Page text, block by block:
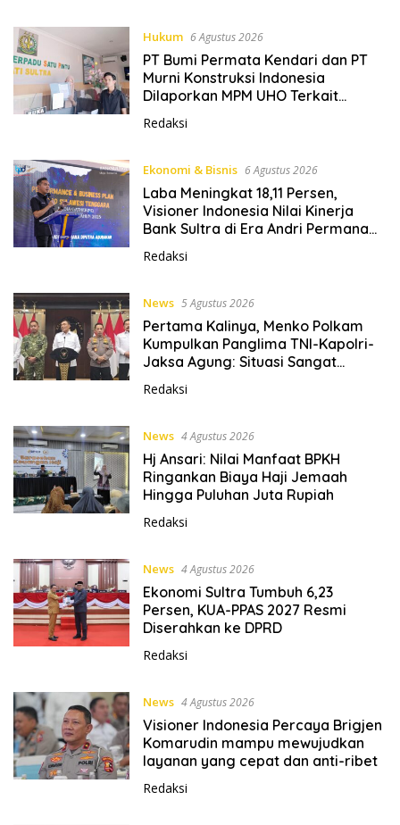
0
Hukum 6 Agustus 2026
PT Bumi Permata Kendari dan PT
Murni Konstruksi Indonesia
Dilaporkan MPM UHO Terkait
Proyek Kantor Bupati Buton Selatan
Redaksi
Ekonomi & Bisnis 6 Agustus 2026
Laba Meningkat 18,11 Persen,
Visioner Indonesia Nilai Kinerja
Bank Sultra di Era Andri Permana
Redaksi
News 5 Agustus 2026
Pertama Kalinya, Menko Polkam
Kumpulkan Panglima TNI-Kapolri-
Jaksa Agung: Situasi Sangat
Redaksi
News 4 Agustus 2026
Hj Ansari: Nilai Manfaat BPKH
Ringankan Biaya Haji Jemaah
Hingga Puluhan Juta Rupiah
Redaksi
News 4 Agustus 2026
Ekonomi Sultra Tumbuh 6,23
Persen, KUA-PPAS 2027 Resmi
Diserahkan ke DPRD
Redaksi
News 4 Agustus 2026
Visioner Indonesia Percaya Brigjen
Komarudin mampu mewujudkan
layanan yang cepat dan anti-ribet
Redaksi